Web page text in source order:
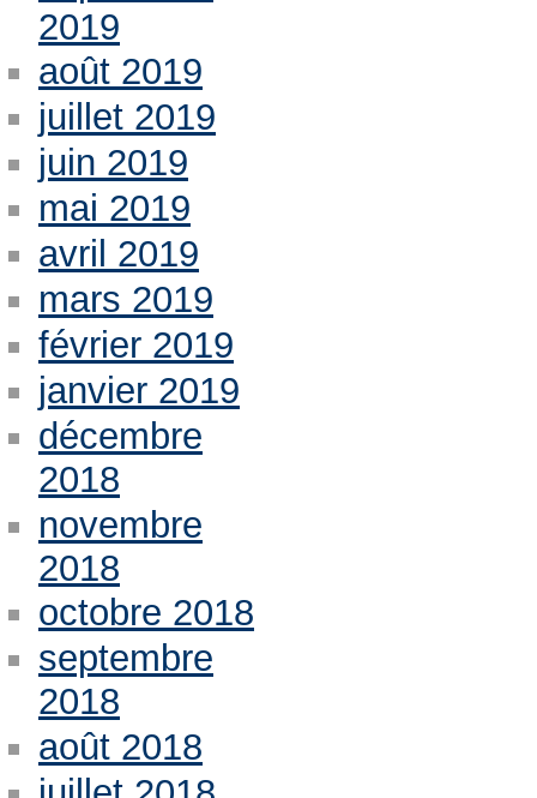
2019
août 2019
juillet 2019
juin 2019
mai 2019
avril 2019
mars 2019
février 2019
janvier 2019
décembre
2018
novembre
2018
octobre 2018
septembre
2018
août 2018